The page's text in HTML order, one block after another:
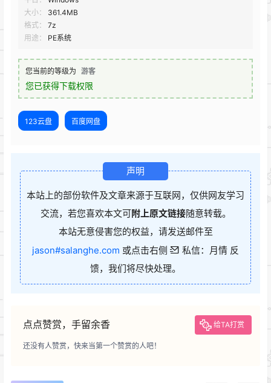
大小：
361.4MB
格式：
7z
用途：
PE系统
您当前的等级为 游客
您已获得下载权限
123云盘 百度网盘
声明
本站上的部份软件及文章来源于互联网，仅供网友学习
交流，若您喜欢本文可附上原文链接随意转载。
本站无意侵害您的权益，请发送邮件至
jason#salanghe.com 或点击右侧
私信：月情 反
馈，我们将尽快处理。
点点赞赏，手留余香 给TA打赏
还没有人赞赏，快来当第一个赞赏的人吧！